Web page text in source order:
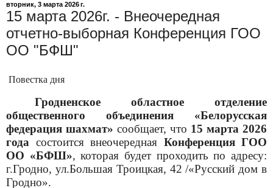
вторник, 3 марта 2026 г.
15 марта 2026г. - Внеочередная
отчетно-выборная Конференция ГОО
ОО "БФШ"
Повестка дня
Гродненское областное отделение
общественного объединения «Белорусская
федерация шахмат» сообщает, что 15 марта 2026
года состоится внеочередная Конференция ГОО
ОО «БФШ», которая будет проходить по адресу:
г.Гродно, ул.Большая Троицкая, 42 /«Русский дом в
Гродно».